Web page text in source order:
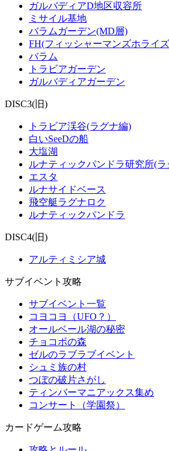
ガルバディアD地区収容所
ミサイル基地
バラムガーデン(MD層)
FH(フィッシャーマンズホライ
バラム
トラビアガーデン
ガルバディアガーデン
DISC3(旧)
トラビア渓谷(ラグナ編)
白いSeeDの船
大塩湖
ルナティックパンドラ研究所(ラ
エスタ
ルナサイドベース
飛空艇ラグナロク
ルナティックパンドラ
DISC4(旧)
アルティミシア城
サブイベント攻略
サブイベント一覧
コヨコヨ（UFO？）
オールベール湖の秘密
チョコボの森
ゼルのラブラブイベント
シュミ族の村
つぼの破片さがし
ティンバーマニアックス集め
コンサート（学園祭）
カードゲーム攻略